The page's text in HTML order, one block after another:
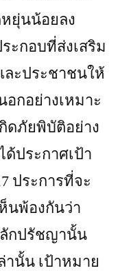
ยุ่นน้อยลง
ะกอบที่ส่งเสริม
ะประชาชนให้
กอย่างเหมาะ
ดภัยพิบัติอย่าง
ด้ประกาศเป้า
ประการที่จะ
นพ้องกันว่า
กปรัชญานั้น
านั้น เป้าหมาย